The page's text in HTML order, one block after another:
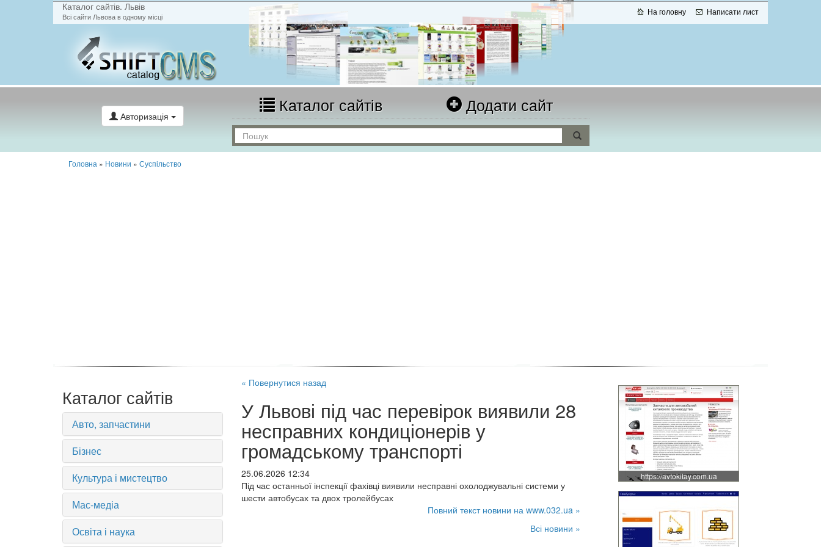
Каталог сайтів. Львів
Всі сайти Львова в одному місці На головну Написати лист
Авторизація
Каталог сайтів Додати сайт
Головна » Новини » Суспільство
Каталог сайтів
Авто, запчастини
Бізнес
Культура і мистецтво
Мас-медіа
Освіта і наука
« Повернутися назад
У Львові під час перевірок виявили 28
несправних кондиціонерів у
громадському транспорті
25.06.2026 12:34
Під час останньої інспекції фахівці виявили несправні охолоджувальні системи у
шести автобусах та двох тролейбусах
Повний текст новини на www.032.ua »
Всі новини »
https://avtokitay.com.ua